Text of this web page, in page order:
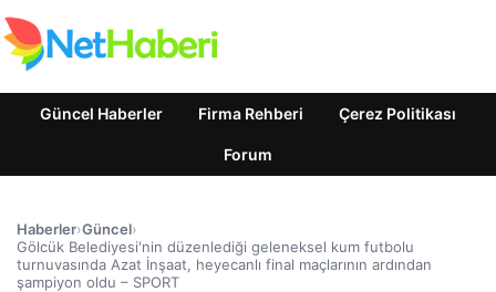
Güncel Haberler Firma Rehberi Çerez Politikası
Forum
Haberler›Güncel›
Gölcük Belediyesi'nin düzenlediği geleneksel kum futbolu
turnuvasında Azat İnşaat, heyecanlı final maçlarının ardından
şampiyon oldu – SPORT